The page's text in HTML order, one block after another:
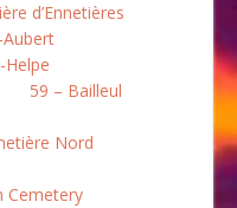
d’Ennetières
Aubert
Helpe
59 – Bailleul
Nord
Cemetery